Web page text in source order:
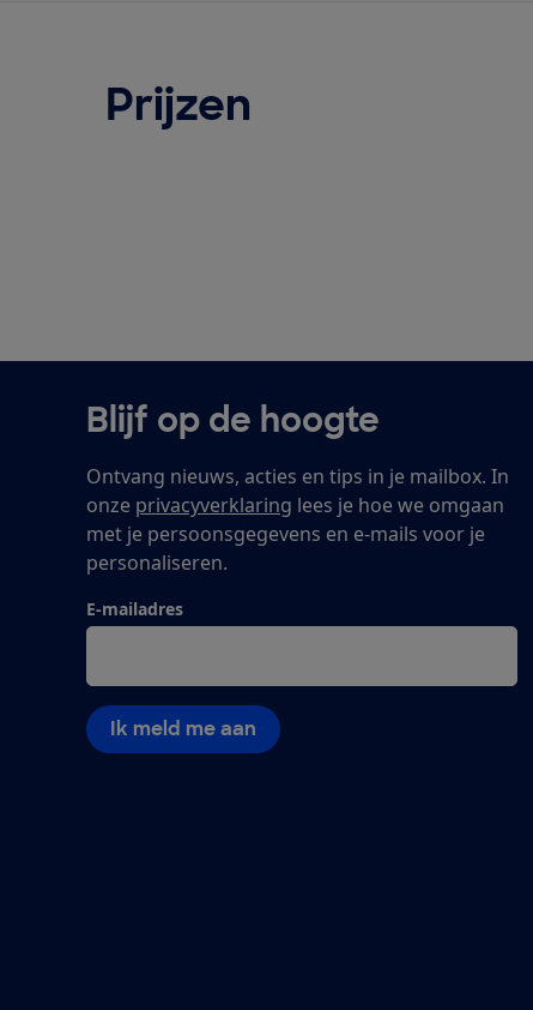
Prijzen
Blijf op de hoogte
Ontvang nieuws, acties en tips in je mailbox. In
onze privacyverklaring lees je hoe we omgaan
met je persoonsgegevens en e-mails voor je
personaliseren.
E-mailadres
Ik meld me aan